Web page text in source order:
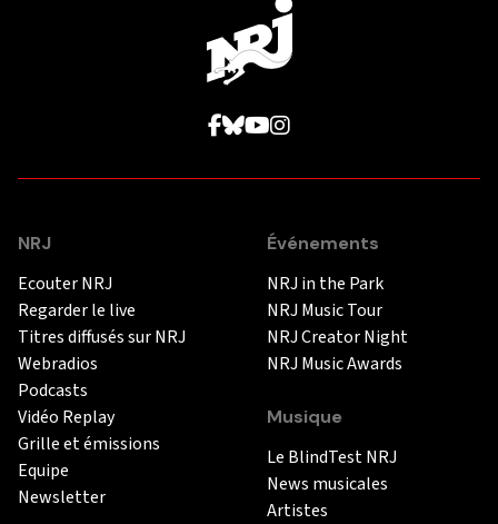
NRJ
Ecouter NRJ
Regarder le live
Titres diffusés sur NRJ
Webradios
Podcasts
Vidéo Replay
Grille et émissions
Equipe
Newsletter
Événements
NRJ in the Park
NRJ Music Tour
NRJ Creator Night
NRJ Music Awards
Musique
Le BlindTest NRJ
News musicales
Artistes